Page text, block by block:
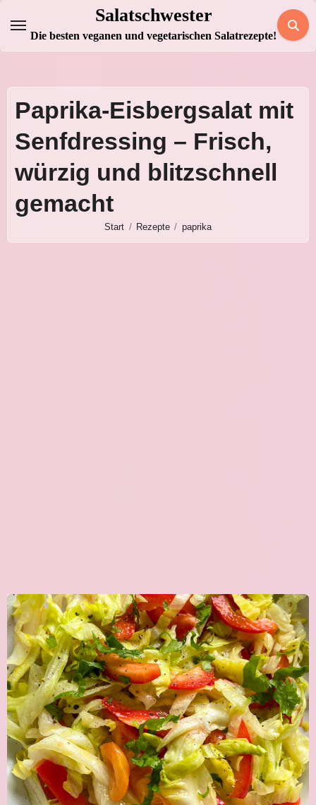
Inhalt
springen
Salatschwester
Die besten veganen und vegetarischen Salatrezepte!
Paprika-Eisbergsalat mit
Senfdressing – Frisch,
würzig und blitzschnell
gemacht
Start Rezepte paprika